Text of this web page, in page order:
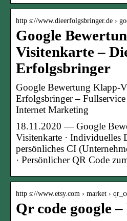
http s://www.dieerfolgsbringer.de ›
Google
Visitenkarte –
Erfolgsbringer
Google Bewertung Klapp-
Erfolgsbringer – Fullservice
Internet Marketing
18.11.2020 — Google
Visitenkarte · Individuelles
persönliches CI
· Persönlicher QR Code
http s://www.etsy.com › market ›
Qr code google –